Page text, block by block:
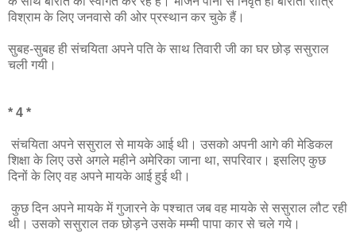
विश्राम के लिए जनवासे की ओर प्रस्थान कर चुके हैं।
सुबह-सुबह ही संचयिता अपने पति के साथ तिवारी जी का घर छोड़ ससुराल
चली गयी।
* 4 *
संचयिता अपने ससुराल से मायके आई थी। उसको अपनी आगे की मेडिकल
शिक्षा के लिए उसे अगले महीने अमेरिका जाना था, सपरिवार। इसलिए कुछ
दिनों के लिए वह अपने मायके आई हुई थी।
कुछ दिन अपने मायके में गुजारने के पश्चात जब वह मायके से ससुराल लौट रही
थी। उसको ससुराल तक छोड़ने उसके मम्मी पापा कार से चले गये।